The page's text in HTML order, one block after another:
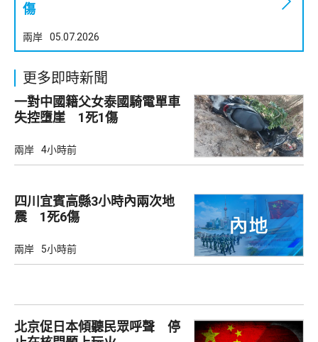
傷
兩岸 05.07.2026
更多即時新聞
一對中國籍父女泰國騎電單車
失控墮崖 1死1傷
兩岸 4小時前
四川宜賓高縣3小時內兩次地
震 1死6傷
兩岸 5小時前
北京促日本傾聽民眾呼聲 停